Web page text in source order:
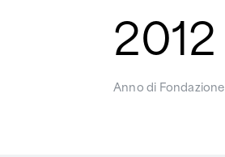
2012
Anno di Fondazione